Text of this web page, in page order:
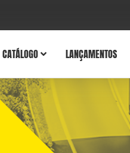
CATÁLOGO LANÇAMENTOS